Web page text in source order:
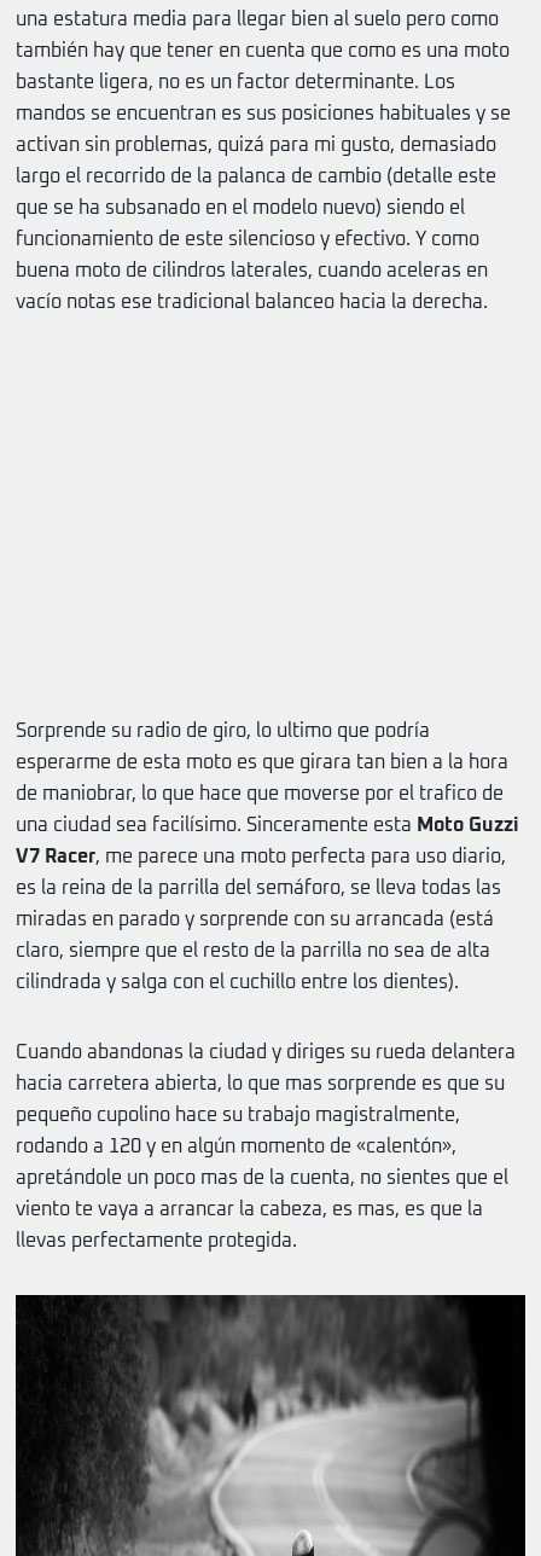
una estatura media para llegar bien al suelo pero como
también hay que tener en cuenta que como es una moto
bastante ligera, no es un factor determinante. Los
mandos se encuentran es sus posiciones habituales y se
activan sin problemas, quizá para mi gusto, demasiado
largo el recorrido de la palanca de cambio (detalle este
que se ha subsanado en el modelo nuevo) siendo el
funcionamiento de este silencioso y efectivo. Y como
buena moto de cilindros laterales, cuando aceleras en
vacío notas ese tradicional balanceo hacia la derecha.
Sorprende su radio de giro, lo ultimo que podría
esperarme de esta moto es que girara tan bien a la hora
de maniobrar, lo que hace que moverse por el trafico de
una ciudad sea facilísimo. Sinceramente esta Moto Guzzi
V7 Racer, me parece una moto perfecta para uso diario,
es la reina de la parrilla del semáforo, se lleva todas las
miradas en parado y sorprende con su arrancada (está
claro, siempre que el resto de la parrilla no sea de alta
cilindrada y salga con el cuchillo entre los dientes).
Cuando abandonas la ciudad y diriges su rueda delantera
hacia carretera abierta, lo que mas sorprende es que su
pequeño cupolino hace su trabajo magistralmente,
rodando a 120 y en algún momento de «calentón»,
apretándole un poco mas de la cuenta, no sientes que el
viento te vaya a arrancar la cabeza, es mas, es que la
llevas perfectamente protegida.